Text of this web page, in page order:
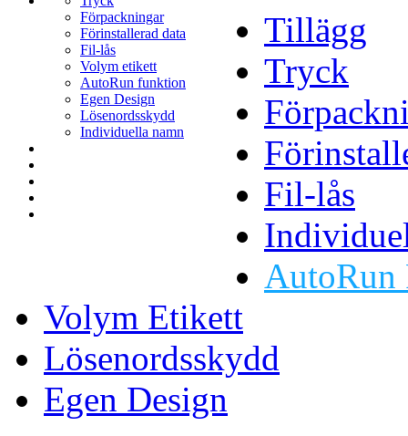
Förpackningar
Förinstallerad data
Fil-lås
Volym etikett
AutoRun funktion
Egen Design
Lösenordsskydd
Individuella namn
Tillägg
Tryck
Fil-lås
AutoRun
Volym Etikett
Lösenordsskydd
Egen Design